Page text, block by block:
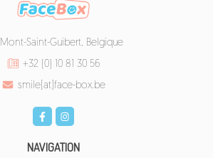
Mont-Saint-Guibert, Belgique
+32 (0) 10 81 30 56
smile[at]face-box.be
NAVIGATION